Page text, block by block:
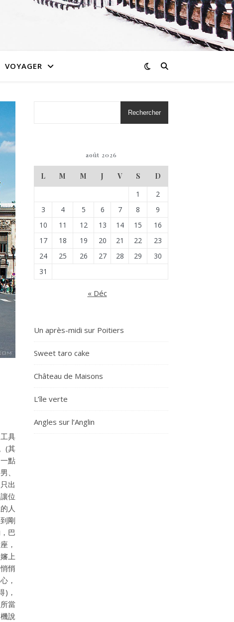
VOYAGER
具
(其
點
、
出
位
人
剛
巴
，
上
悄
，
)，
當
說
Rechercher
août 2026
L M M J V S
D
1
2
3
4 5 6 7 8
9
10
11 12 13 14 15
16
17
18 19 20 21 22
23
24
25 26 27 28 29
30
31
« Déc
Un après-midi sur Poitiers
Sweet taro cake
Château de Maisons
L’île verte
Angles sur l’Anglin